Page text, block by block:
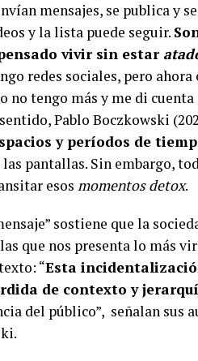
mensajes, se publica y
y la lista puede seguir.
vivir sin estar
redes sociales, pero ahora
tengo más y me di cuenta
Pablo Boczkowski
y períodos de
las pantallas. Sin embargo,
esos momentos detox.
sostiene que la
que nos presenta lo más
“Esta
de contexto y
del público”, señalan sus